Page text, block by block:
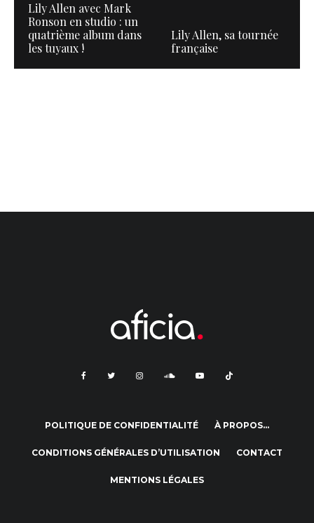
Lily Allen avec Mark
Ronson en studio : un
quatrième album dans
les tuyaux !
Lily Allen, sa tournée
française
POLITIQUE DE CONFIDENTIALITÉ À PROPOS…
CONDITIONS GÉNÉRALES D’UTILISATION CONTACT
MENTIONS LÉGALES